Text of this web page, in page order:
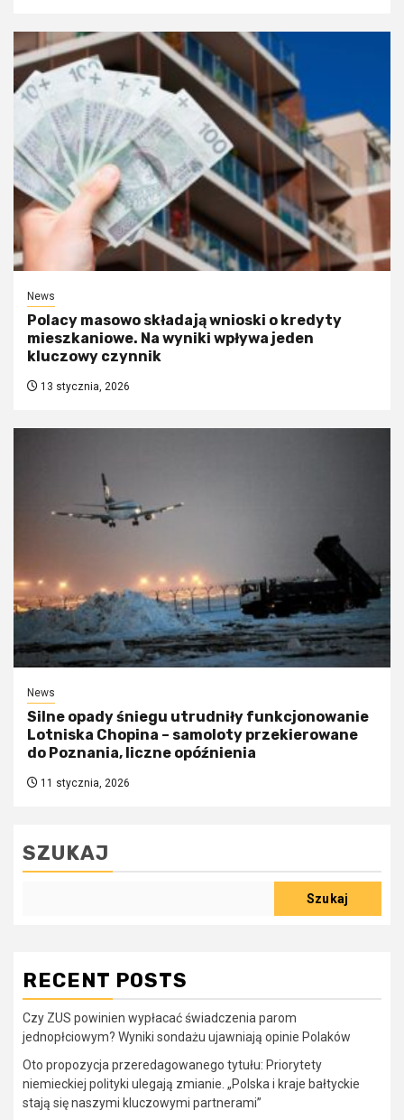
News
Polacy masowo składają wnioski o kredyty
mieszkaniowe. Na wyniki wpływa jeden
kluczowy czynnik
13 stycznia, 2026
News
Silne opady śniegu utrudniły funkcjonowanie
Lotniska Chopina – samoloty przekierowane
do Poznania, liczne opóźnienia
11 stycznia, 2026
SZUKAJ
Szukaj
RECENT POSTS
Czy ZUS powinien wypłacać świadczenia parom
jednopłciowym? Wyniki sondażu ujawniają opinie Polaków
Oto propozycja przeredagowanego tytułu: Priorytety
niemieckiej polityki ulegają zmianie. „Polska i kraje bałtyckie
stają się naszymi kluczowymi partnerami”